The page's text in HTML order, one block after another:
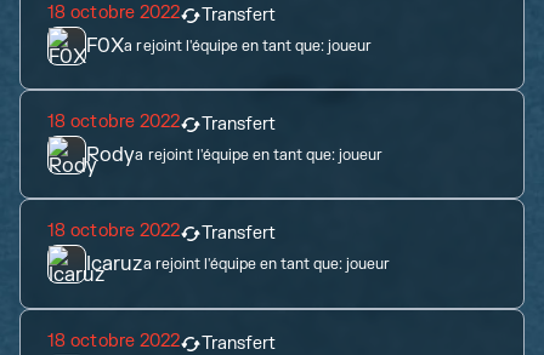
18 octobre 2022 Transfert
F0Xa rejoint l'équipe en tant que:joueur
18 octobre 2022 Transfert
Rodya rejoint l'équipe en tant que:joueur
18 octobre 2022 Transfert
Icaruza rejoint l'équipe en tant que:joueur
18 octobre 2022 Transfert